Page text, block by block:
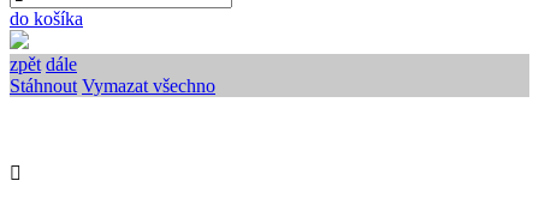
do košíka
zpět dále
Stáhnout Vymazat všechno
